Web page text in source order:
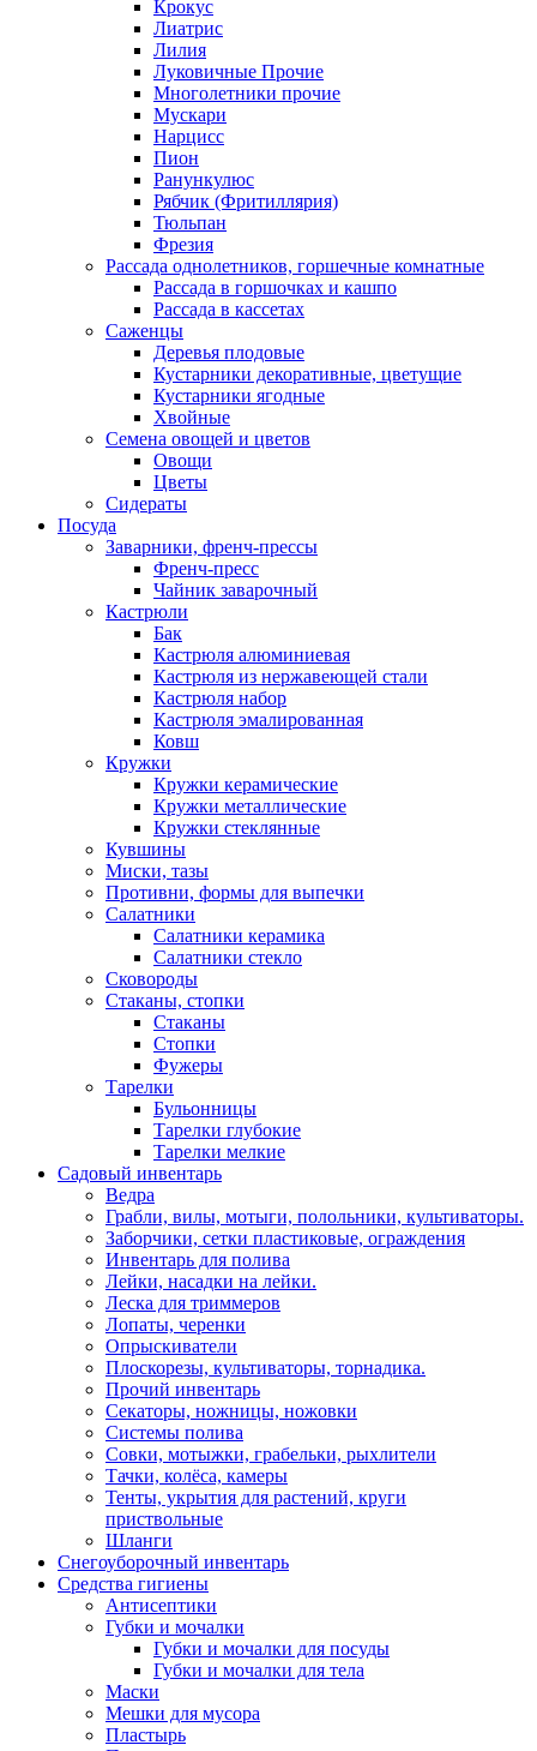
Крокус
Лиатрис
Лилия
Луковичные Прочие
Многолетники прочие
Мускари
Нарцисс
Пион
Ранункулюс
Рябчик (Фритиллярия)
Тюльпан
Фрезия
Рассада однолетников, горшечные комнатные
Рассада в горшочках и кашпо
Рассада в кассетах
Саженцы
Деревья плодовые
Кустарники декоративные, цветущие
Кустарники ягодные
Хвойные
Семена овощей и цветов
Овощи
Цветы
Сидераты
Посуда
Заварники, френч-прессы
Френч-пресс
Чайник заварочный
Кастрюли
Бак
Кастрюля алюминиевая
Кастрюля из нержавеющей стали
Кастрюля набор
Кастрюля эмалированная
Ковш
Кружки
Кружки керамические
Кружки металлические
Кружки стеклянные
Кувшины
Миски, тазы
Противни, формы для выпечки
Салатники
Салатники керамика
Салатники стекло
Сковороды
Стаканы, стопки
Стаканы
Стопки
Фужеры
Тарелки
Бульонницы
Тарелки глубокие
Тарелки мелкие
Садовый инвентарь
Ведра
Грабли, вилы, мотыги, полольники, культиваторы.
Заборчики, сетки пластиковые, ограждения
Инвентарь для полива
Лейки, насадки на лейки.
Леска для триммеров
Лопаты, черенки
Опрыскиватели
Плоскорезы, культиваторы, торнадика.
Прочий инвентарь
Секаторы, ножницы, ножовки
Системы полива
Совки, мотыжки, грабельки, рыхлители
Тачки, колёса, камеры
Тенты, укрытия для растений, круги
приствольные
Шланги
Снегоуборочный инвентарь
Средства гигиены
Антисептики
Губки и мочалки
Губки и мочалки для посуды
Губки и мочалки для тела
Маски
Мешки для мусора
Пластырь